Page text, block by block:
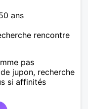
ans
rencontre
pas
jupon, recherche
si affinités